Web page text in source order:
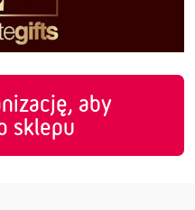
aby
sklepu